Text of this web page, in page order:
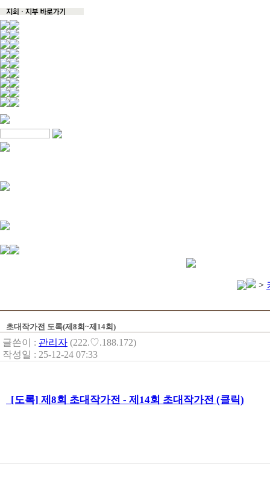
>
초대작가전 도록(제8회~제14회)
글쓴이 : 관리자 (222.♡.188.172)
작성일 : 25-12-24 07:33
[도록] 제8회 초대작가전 - 제14회 초대작가전 (클릭)